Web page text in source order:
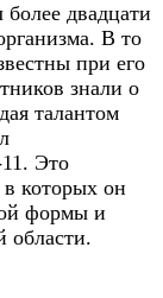
двадцати
В то
при его
знали о
талантом
Это
в которых он
формы и
области.